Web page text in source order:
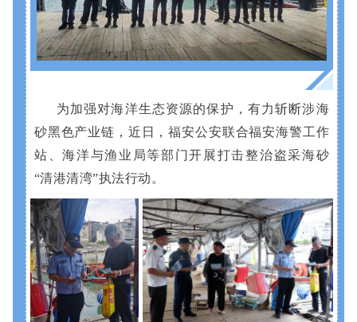
为加强对海洋生态资源的保护，有力斩断涉海
砂黑色产业链，近日，福安公安联合福安海警工作
站、海洋与渔业局等部门开展打击整治盗采海砂
“清港清湾”执法行动。